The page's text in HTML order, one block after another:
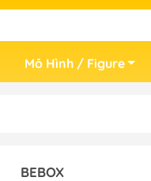
Mô Hình / Figure
BEBOX